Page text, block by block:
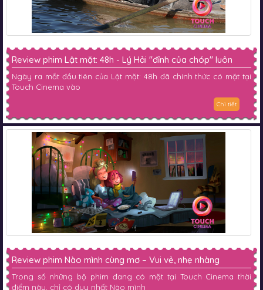
Review phim Lật mặt: 48h - Lý Hải "đỉnh của chóp" luôn
Ngày ra mắt đầu tiên của Lật mặt: 48h đã chính thức có mặt tại
Touch Cinema vào
Chi tiết
Review phim Nào mình cùng mơ – Vui vẻ, nhẹ nhàng
Trong số những bộ phim đang có mặt tại Touch Cinema thời
điểm này, chỉ có duy nhất Nào mình